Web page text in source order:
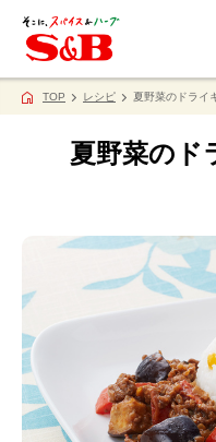
TOP レシピ 夏野菜のドライ
夏野菜のド